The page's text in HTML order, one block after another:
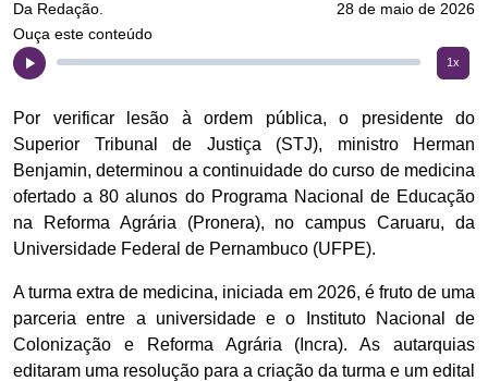
Da Redação.
28 de maio de 2026
Ouça este conteúdo
1x
​Por verificar lesão à ordem pública, o presidente do
Superior Tribunal de Justiça (STJ), ministro Herman
Benjamin, determinou a continuidade do curso de medicina
ofertado a 80 alunos do Programa Nacional de Educação
na Reforma Agrária (Pronera), no campus Caruaru, da
Universidade Federal de Pernambuco (UFPE).
A turma extra de medicina, iniciada em 2026, é fruto de uma
parceria entre a universidade e o Instituto Nacional de
Colonização e Reforma Agrária (Incra). As autarquias
editaram uma resolução para a criação da turma e um edital